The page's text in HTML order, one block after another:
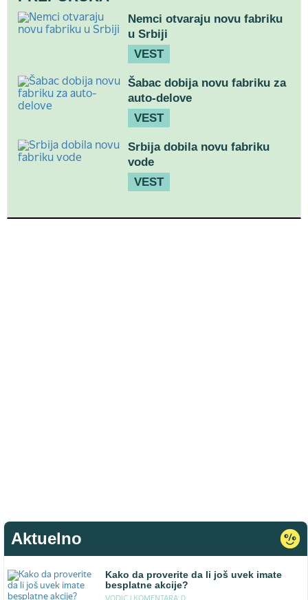
Nemci otvaraju novu fabriku
u Srbiji
VEST
Šabac dobija novu fabriku za
auto-delove
VEST
Srbija dobila novu fabriku
vode
VEST
Aktuelno
Kako da proverite da li još uvek imate
besplatne akcije?
VODIC | KOMENTARA: 0